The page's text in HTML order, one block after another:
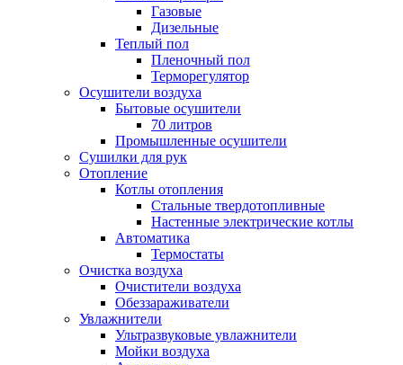
Газовые
Дизельные
Теплый пол
Пленочный пол
Терморегулятор
Осушители воздуха
Бытовые осушители
70 литров
Промышленные осушители
Сушилки для рук
Отопление
Котлы отопления
Стальные твердотопливные
Настенные электрические котлы
Автоматика
Термостаты
Очистка воздуха
Очистители воздуха
Обеззараживатели
Увлажнители
Ультразвуковые увлажнители
Мойки воздуха